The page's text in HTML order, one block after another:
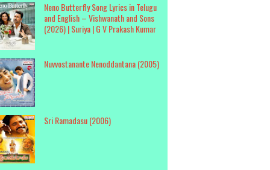
Neno Butterfly Song Lyrics in Telugu
and English – Vishwanath and Sons
(2026) | Suriya | G V Prakash Kumar
Nuvvostanante Nenoddantana (2005)
Sri Ramadasu (2006)